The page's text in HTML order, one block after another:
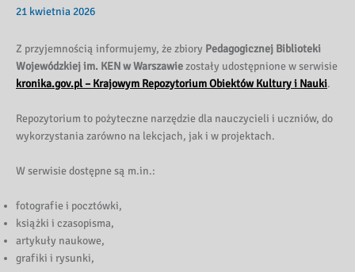
21 kwietnia 2026
Z przyjemnością informujemy, że zbiory Pedagogicznej Biblioteki
Wojewódzkiej im. KEN w Warszawiezostały udostępnione w serwisie
kronika.gov.pl – Krajowym Repozytorium Obiektów Kultury i Nauki.
Repozytorium to pożyteczne narzędzie dla nauczycieli i uczniów, do
wykorzystania zarówno na lekcjach, jak i w projektach.
W serwisie dostępne są m.in.:
fotografie i pocztówki,
książki i czasopisma,
artykuły naukowe,
grafiki i rysunki,